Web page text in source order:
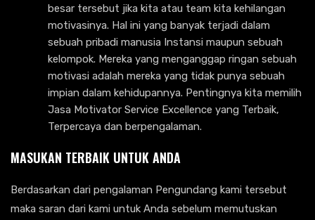
besar tersebut jika kita atau team kita kehilangan
motivasinya. Hal ini yang banyak terjadi dalam
sebuah pribadi manusia Instansi maupun sebuah
kelompok. Mereka yang menganggap ringan sebuah
motivasi adalah mereka yang tidak punya sebuah
impian dalam kehidupannya. Pentingnya kita memilih
Jasa Motivator Service Excellence yang Terbaik,
Terpercaya dan berpengalaman.
MASUKAN TERBAIK UNTUK ANDA
Berdasarkan dari pengalaman Pengundang kami tersebut
maka saran dari kami untuk Anda sebelum memutuskan